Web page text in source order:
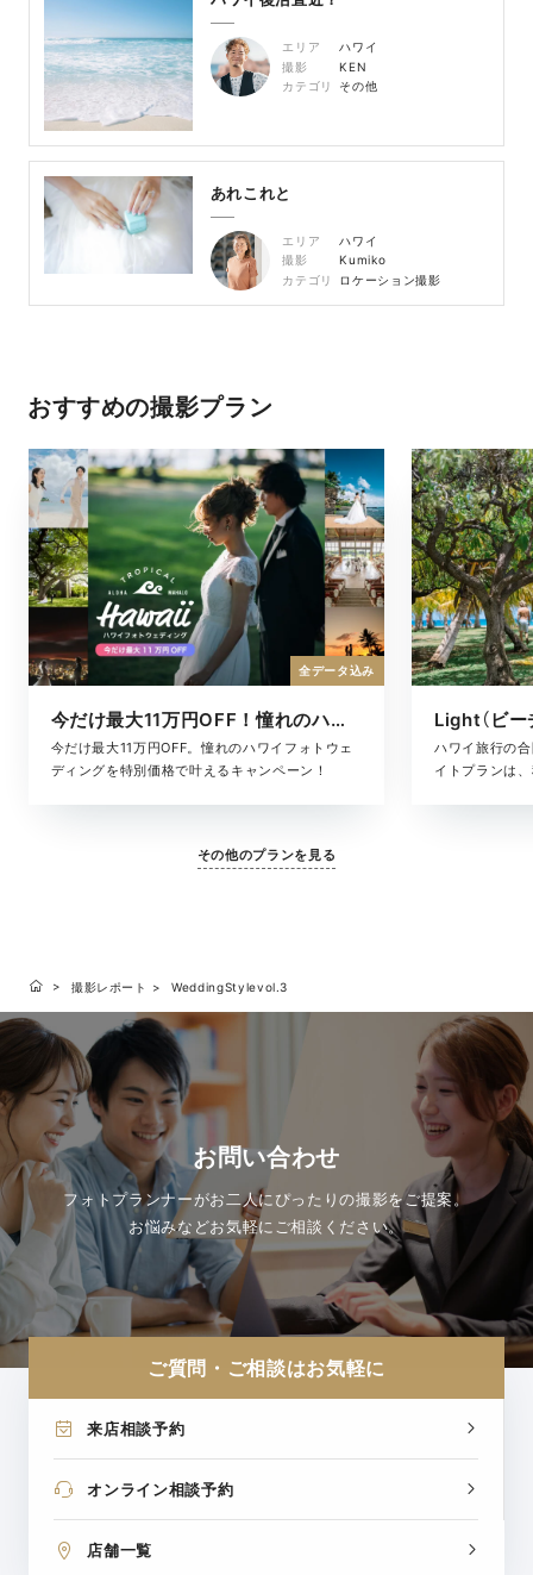
エリア
ハワイ
撮影
KEN
カテゴリ
その他
あれこれと
エリア
ハワイ
撮影
Kumiko
カテゴリ
ロケーション撮影
おすすめの撮影プラン
今だけ最大11万円OFF！憧れのハワイフォト
今だけ最大11万円OFF。憧れのハワイフォトウェ
ディングを特別価格で叶えるキャンペーン！
全データ込み
Light（ビー
ハワイ旅行の
イトプランは
その他のプランを見る
撮影レポート WeddingStylevol.3
お問い合わせ
フォトプランナーがお二人にぴったりの撮影をご提案。
お悩みなどお気軽にご相談ください。
ご質問・ご相談はお気軽に
来店相談予約
オンライン相談予約
店舗一覧